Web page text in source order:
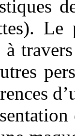
Le